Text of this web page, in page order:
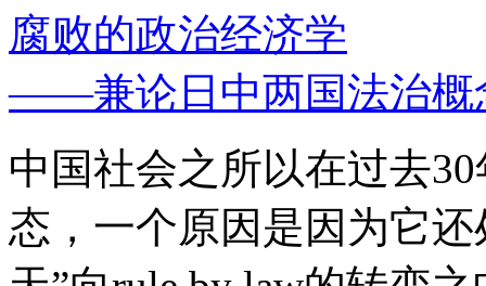
腐败的政治经济学
——兼论日中两国法治概
中国社会之所以在过去
态，一个原因是因为它